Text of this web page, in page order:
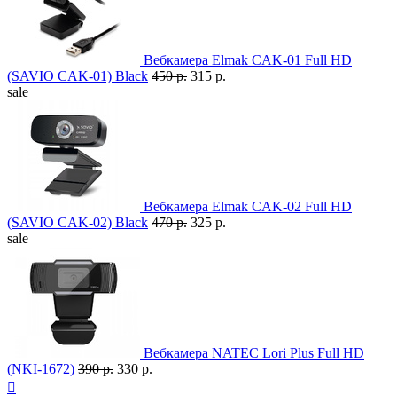
Вебкамера Elmak CAK-01 Full HD
(SAVIO CAK-01) Black 450 р. 315 р.
sale
Вебкамера Elmak CAK-02 Full HD
(SAVIO CAK-02) Black 470 р. 325 р.
sale
Вебкамера NATEC Lori Plus Full HD
(NKI-1672) 390 р. 330 р.
